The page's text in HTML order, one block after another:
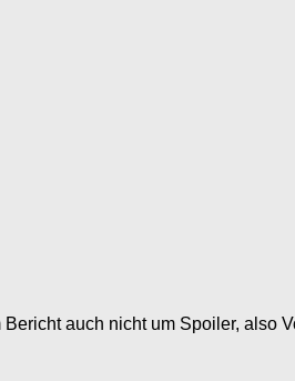
auch nicht um Spoiler, also